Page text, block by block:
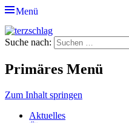
Menü
terzschlag
Gemischter Chor Hetzdorf e. V.
Suche nach:
Primäres Menü
Zum Inhalt springen
Aktuelles